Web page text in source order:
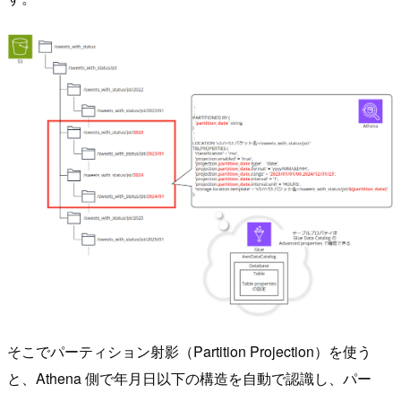
そこでパーティション射影（Partition Projection）を使う
と、Athena 側で年月日以下の構造を自動で認識し、パー